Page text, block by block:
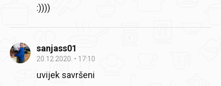
:))))
sanjass01
20.12.2020. 17:10
uvijek savršeni